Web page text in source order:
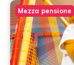
Mezza pensione